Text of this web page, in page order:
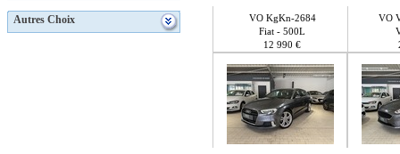
Autres Choix
VO KgKn-2684
Fiat - 500L
12 990 €
VO